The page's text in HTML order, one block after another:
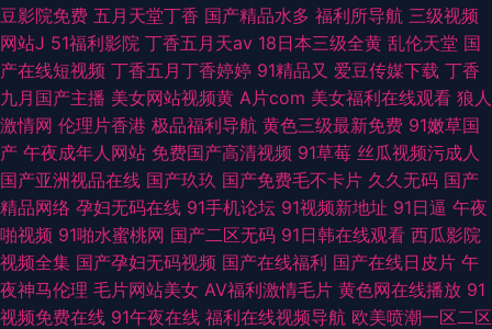
豆影院免费 五月天堂丁香 国产精品水多 福利所导航 三级视频
网站J 51福利影院 丁香五月天av 18日本三级全黄 乱伦天堂 国
产在线短视频 丁香五月丁香婷婷 91精品又 爱豆传媒下载 丁香
九月国产主播 美女网站视频黄 A片com 美女福利在线观看 狼人
激情网 伦理片香港 极品福利导航 黄色三级最新免费 91嫩草国
产 午夜成年人网站 免费国产高清视频 91草莓 丝瓜视频污成人
国产亚洲视品在线 国产玖玖 国产免费毛不卡片 久久无码 国产
精品网络 孕妇无码在线 91手机论坛 91视频新地址 91日逼 午夜
啪视频 91啪水蜜桃网 国产二区无码 91日韩在线观看 西瓜影院
视频全集 国产孕妇无码视频 国产在线福利 国产在线日皮片 午
夜神马伦理 毛片网站美女 AV福利激情毛片 黄色网在线播放 91
视频免费在线 91午夜在线 福利在线视频导航 欧美喷潮一区二区